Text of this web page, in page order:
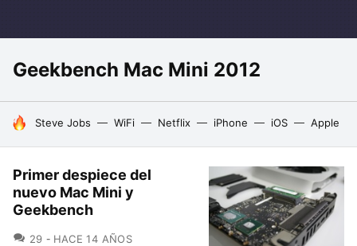
Geekbench Mac Mini 2012
HOY SE HABLA DE
Steve Jobs WiFi Netflix iPhone iOS Apple
Primer despiece del
nuevo Mac Mini y
Geekbench
29 COMENTARIOS
HACE 14 AÑOS